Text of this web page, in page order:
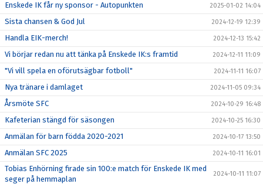
Enskede IK får ny sponsor - Autopunkten 2025-01-02 14:04
Sista chansen & God Jul 2024-12-19 12:39
Handla EIK-merch! 2024-12-13 15:42
Vi börjar redan nu att tänka på Enskede IK:s framtid 2024-12-11 11:09
"Vi vill spela en oförutsägbar fotboll" 2024-11-11 16:07
Nya tränare i damlaget 2024-11-05 09:34
Årsmöte SFC 2024-10-29 16:48
Kafeterian stängd för säsongen 2024-10-25 16:30
Anmälan för barn födda 2020-2021 2024-10-17 13:50
Anmälan SFC 2025 2024-10-11 16:01
Tobias Enhörning firade sin 100:e match för Enskede IK med
seger på hemmaplan
2024-10-11 11:07